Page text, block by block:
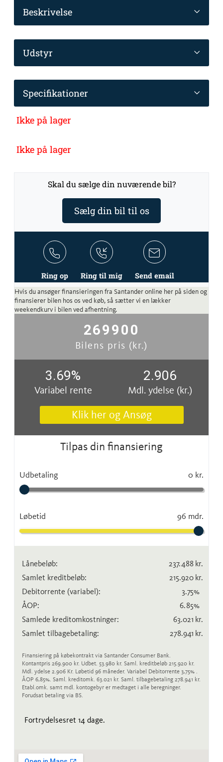
Beskrivelse
Udstyr
Specifikationer
Ikke på lager
Ikke på lager
Skal du sælge din nuværende bil?
Sælg din bil til os
Ring op Ring til mig Send email
Hvis du ansøger finansieringen fra Santander online her på siden og
finansierer bilen hos os ved køb, så sætter vi en lækker
weekendkurv i bilen ved afhentning.
269900
Bilens pris (kr.)
3.69%
Variabel rente
2.906
Mdl. ydelse (kr.)
Klik her og Ansøg
Tilpas din finansiering
Udbetaling 0 kr.
Løbetid 96 mdr.
Lånebeløb: 237.488 kr.
Samlet kreditbeløb:
215.920 kr.
Debitorrente (variabel): 3.75%
ÅOP:
6.85%
Samlede kreditomkostninger:
63.021 kr.
Samlet tilbagebetaling:
278.941 kr.
Finansiering på købekontrakt via Santander Consumer Bank.
Kontantpris 269.900 kr. Udbet. 53.980 kr. Saml. kreditbeløb 215.920 kr.
Mdl. ydelse 2.906 Kr. Løbetid 96 måneder. Variabel Debitorrente 3,75% .
ÅOP 6,85%. Saml. kreditomk. 63.021 kr. Saml. tilbagebetaling 278.941 kr.
Etabl.omk. samt mdl. kontogebyr er medtaget i alle beregninger.
Forudsat betaling via BS.
Fortrydelsesret 14 dage.